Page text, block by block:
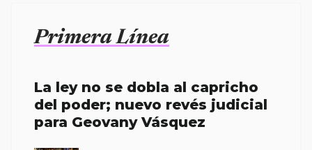
Primera Línea
La ley no se dobla al capricho
del poder; nuevo revés judicial
para Geovany Vásquez